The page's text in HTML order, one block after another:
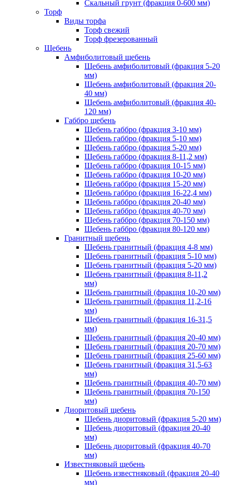
Скальный грунт (фракция 0-600 мм)
Торф
Виды торфа
Торф свежий
Торф фрезерованный
Щебень
Амфиболитовый щебень
Щебень амфиболитовый (фракция 5-20
мм)
Щебень амфиболитовый (фракция 20-
40 мм)
Щебень амфиболитовый (фракция 40-
120 мм)
Габбро щебень
Щебень габбро (фракция 3-10 мм)
Щебень габбро (фракция 5-10 мм)
Щебень габбро (фракция 5-20 мм)
Щебень габбро (фракция 8-11,2 мм)
Щебень габбро (фракция 10-15 мм)
Щебень габбро (фракция 10-20 мм)
Щебень габбро (фракция 15-20 мм)
Щебень габбро (фракция 16-22,4 мм)
Щебень габбро (фракция 20-40 мм)
Щебень габбро (фракция 40-70 мм)
Щебень габбро (фракция 70-150 мм)
Щебень габбро (фракция 80-120 мм)
Гранитный щебень
Щебень гранитный (фракция 4-8 мм)
Щебень гранитный (фракция 5-10 мм)
Щебень гранитный (фракция 5-20 мм)
Щебень гранитный (фракция 8-11,2
мм)
Щебень гранитный (фракция 10-20 мм)
Щебень гранитный (фракция 11,2-16
мм)
Щебень гранитный (фракция 16-31,5
мм)
Щебень гранитный (фракция 20-40 мм)
Щебень гранитный (фракция 20-70 мм)
Щебень гранитный (фракция 25-60 мм)
Щебень гранитный (фракция 31,5-63
мм)
Щебень гранитный (фракция 40-70 мм)
Щебень гранитный (фракция 70-150
мм)
Диоритовый щебень
Щебень диоритовый (фракция 5-20 мм)
Щебень диоритовый (фракция 20-40
мм)
Щебень диоритовый (фракция 40-70
мм)
Известняковый щебень
Щебень известняковый (фракция 20-40
мм)